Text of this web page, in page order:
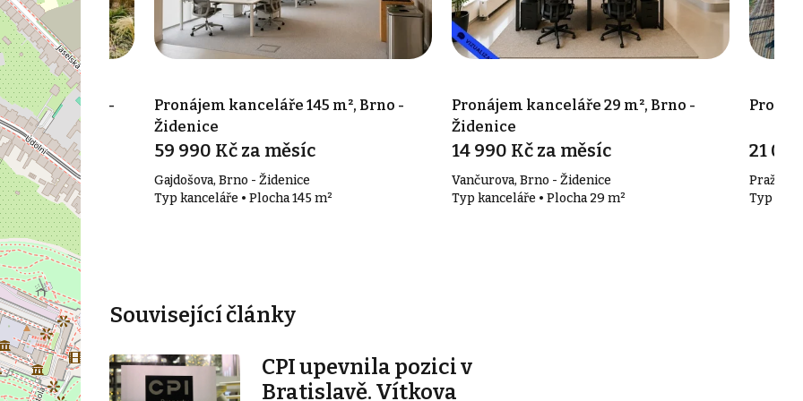
363 m², Brno-
Brno - Starý
m²
Pronájem kanceláře 145 m², Brno -
Židenice
59 990 Kč za měsíc
Gajdošova, Brno - Židenice
Typ kanceláře • Plocha 145 m²
Pronájem kanceláře 29 m², Brno -
Židenice
14 990 Kč za měsíc
Vančurova, Brno - Židenice
Typ kanceláře • Plocha 29 m²
21
Typ
Související články
CPI upevnila pozici v
Bratislavě. Vítkova